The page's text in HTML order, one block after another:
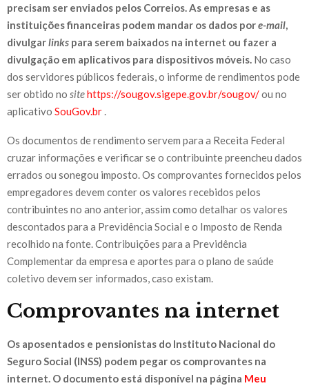
precisam ser enviados pelos Correios. As empresas e as
instituições financeiras podem mandar os dados pore-mail
divulgarlinks para serem baixados na internet ou fazer a
divulgação em aplicativos para dispositivos móveis. No caso
dos servidores públicos federais, o informe de rendimentos pode
ser obtido no sitehttps://sougov.sigepe.gov.br/sougov/ou no
aplicativo SouGov.br
Os documentos de rendimento servem para a Receita Federal
cruzar informações e verificar se o contribuinte preencheu dados
errados ou sonegou imposto. Os comprovantes fornecidos pelos
empregadores devem conter os valores recebidos pelos
contribuintes no ano anterior, assim como detalhar os valores
descontados para a Previdência Social e o Imposto de Renda
recolhido na fonte. Contribuições para a Previdência
Complementar da empresa e aportes para o plano de saúde
coletivo devem ser informados, caso existam.
Comprovantes na internet
Os aposentados e pensionistas do Instituto Nacional do
Seguro Social (INSS) podem pegar os comprovantes na
internet. O documento está disponível na página Meu